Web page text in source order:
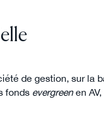
de gestion, sur la
fonds evergreenen AV,